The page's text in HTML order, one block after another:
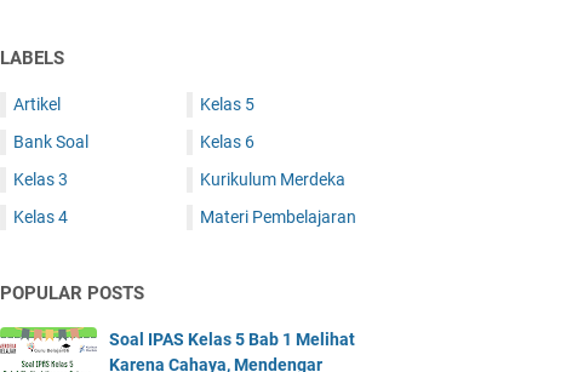
LABELS
Artikel
Bank Soal
Kelas 3
Kelas 4
Kelas 5
Kelas 6
Kurikulum Merdeka
Materi Pembelajaran
POPULAR POSTS
Soal IPAS Kelas 5 Bab 1 Melihat
Karena Cahaya, Mendengar